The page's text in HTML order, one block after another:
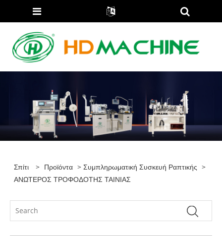
Σπίτι > Προϊόντα >Συμπληρωματική Συσκευή Ραπτικής >
ΑΝΩΤΕΡΟΣ ΤΡΟΦΟΔΟΤΗΣ ΤΑΙΝΙΑΣ